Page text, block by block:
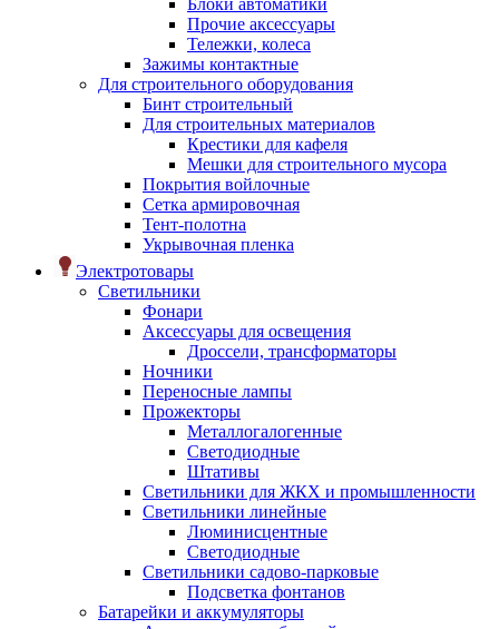
Блоки автоматики
Прочие аксессуары
Тележки, колеса
Зажимы контактные
Для строительного оборудования
Бинт строительный
Для строительных материалов
Крестики для кафеля
Мешки для строительного мусора
Покрытия войлочные
Сетка армировочная
Тент-полотна
Укрывочная пленка
Электротовары
Светильники
Фонари
Аксессуары для освещения
Дроссели, трансформаторы
Ночники
Переносные лампы
Прожекторы
Металлогалогенные
Светодиодные
Штативы
Светильники для ЖКХ и промышленности
Светильники линейные
Люминисцентные
Светодиодные
Светильники садово-парковые
Подсветка фонтанов
Батарейки и аккумуляторы